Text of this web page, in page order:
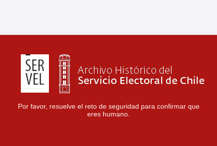
Por favor, resuelve el reto de seguridad para confirmar que
eres humano.